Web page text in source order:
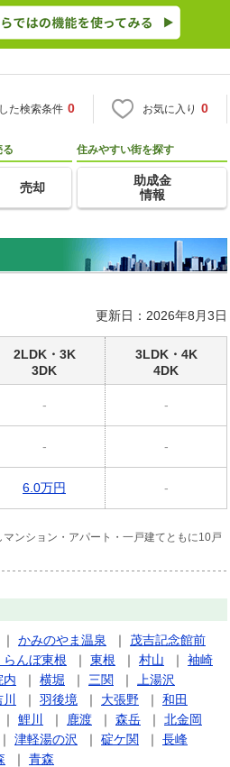
た検索条件 0 お気に入り 0
る
売却
住みやすい街を探す
助成金
情報
更新日：2026年8月3日
2LDK・3K
3DK
3LDK・4K
4DK
- -
- -
6.0万円 -
ンション・アパート・一戸建てともに10戸
｜ かみのやま温泉 ｜ 茂吉記念館前
らんぼ東根 ｜ 東根 ｜ 村山 ｜ 袖崎
内 ｜ 横堀 ｜ 三関 ｜
上湯沢
｜ 羽後境 ｜ 大張野 ｜ 和田
｜ 鯉川 ｜ 鹿渡 ｜ 森岳 ｜ 北金岡
津軽湯の沢 ｜ 碇ケ関 ｜ 長峰
｜ 青森